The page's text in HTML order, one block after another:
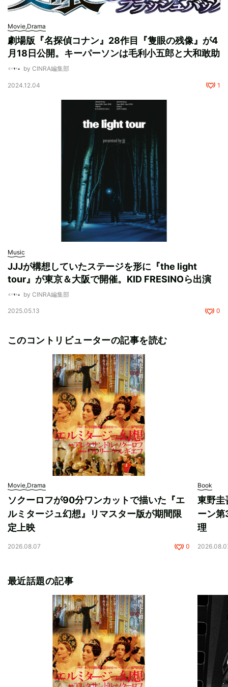
Movie,Drama
劇場版『名探偵コナン』28作目『隻眼の残像』が4
月18日公開。キーパーソンは毛利小五郎と大和敢助
by CINRA編集部
2024.12.04 1
Music
JJJが構想していたステージを形に『the light
tour』が東京＆大阪で開催。KID FRESINOら出演
by CINRA編集部
2025.05.13 0
このコントリビューターの記事を読む
Movie,Drama
ソクーロフが90分ワンカットで描いた『エ
ルミタージュ幻想』リマスター版が期間限
定上映
2026.08.07 0
Book
東野圭
ーン第
理
最近話題の記事